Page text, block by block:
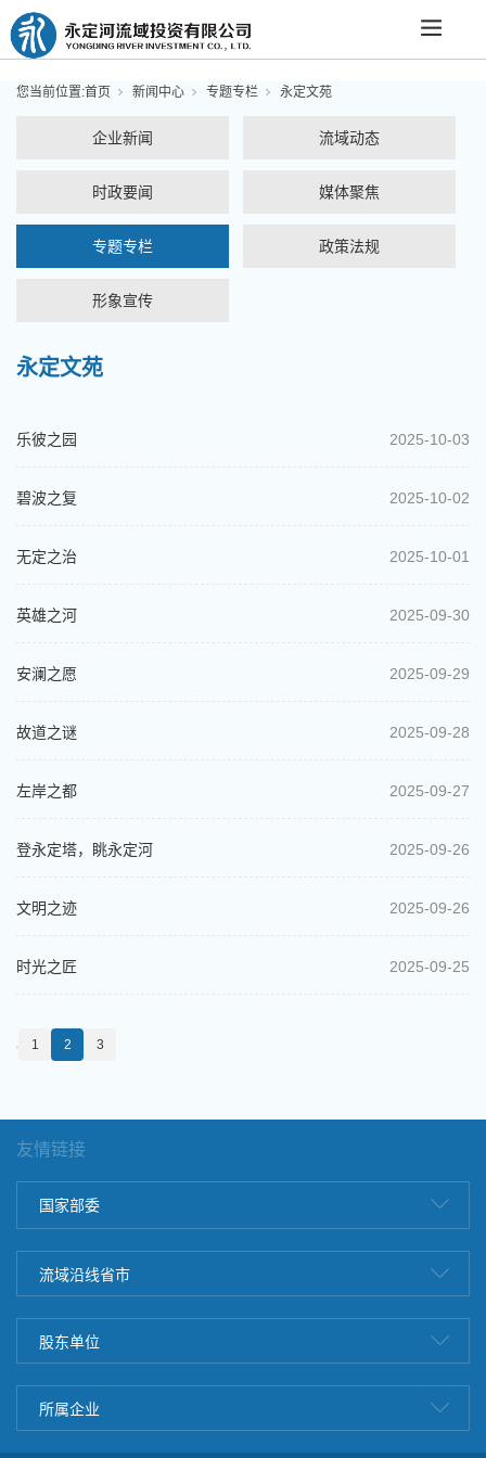
您当前位置:首页 新闻中心 专题专栏 永定文苑
企业新闻 流域动态
时政要闻 媒体聚焦
专题专栏 政策法规
形象宣传
永定文苑
乐彼之园 2025-10-03
碧波之复 2025-10-02
无定之治 2025-10-01
英雄之河 2025-09-30
安澜之愿 2025-09-29
故道之谜 2025-09-28
左岸之都 2025-09-27
登永定塔，眺永定河 2025-09-26
文明之迹 2025-09-26
时光之匠 2025-09-25
1 2 3
友情链接
国家部委
流域沿线省市
股东单位
所属企业